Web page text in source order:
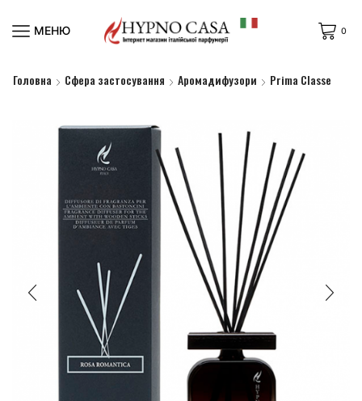
МЕНЮ 0
Головна Сфера застосування Аромадифузори Prima Classe